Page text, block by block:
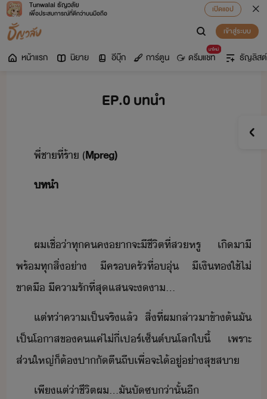
Tunwalai ธัญวลัย
เพื่อประสบการณ์ที่ดีกว่าบนมือถือ
เปิดแอป
เข้าสู่ระบบ
หน้าแรก นิยาย อีบุ๊ก การ์ตูน
มาใหม่
ดรีมแชท ธัญลิสต์
EP.0 บทนำ
​​พี่ชา​ที่​ร้า​ ​(​Mpreg)
​ทำ​
ผ​เชื่​่า​ทุค​ค​า​จะ​ีชีิต​ที่​สหรู​ ​เิ​าี​
พร้​ทุสิ่​่า​ ​ีครครั​ที่​ุ่​ ​ีเิท​ใช้​ไ่​
ขาื​ ​ี​คารั​ที่สุ​แส​จะ​า​...
แต่ท่า​คาเป็จริ​แล้​ ​สิ่​ที่​ผ​ล่า​า​ข้าต้​ั​
เป็​โาส​ข​ค​แค่​ไ่​ี่​เปร์เซ็ต์​​โล​ใ​ี้​ ​เพราะ​
ส่ใหญ่​็​ต้​ปาัตีถี​เพื่​จะ​ไ้​ู่​่า​สุขสา
เพีแต่่า​ชีิต​ผ​...​ั​ัซ​่าั​้​ี